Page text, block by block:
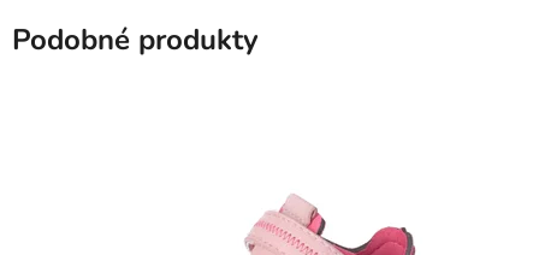
Podobné produkty